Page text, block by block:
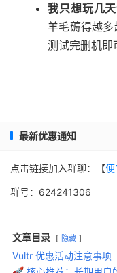
我只想玩几天
羊毛薅得越多
测试完删机即
最新优惠通知
点击链接加入群聊：【便
群号：624241306
文章目录 隐藏
Vultr 优惠活动注意事项